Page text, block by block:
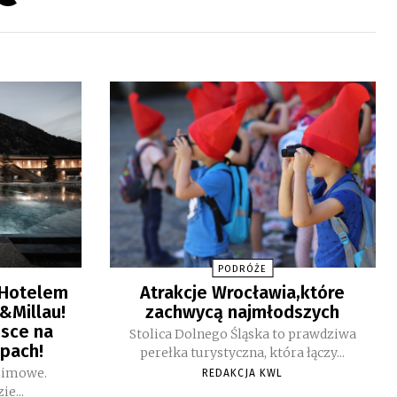
na
PODRÓŻE
Atrakcje Wrocławia,które
zachwycą najmłodszych
Stolica Dolnego Śląska to prawdziwa
perełka turystyczna, która łączy...
REDAKCJA KWL